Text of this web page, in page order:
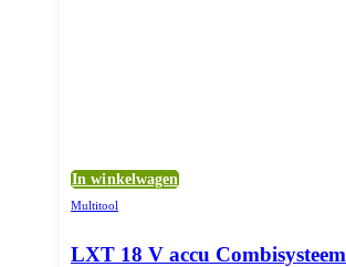
In winkelwagen
Multitool
LXT 18 V accu Combisysteem